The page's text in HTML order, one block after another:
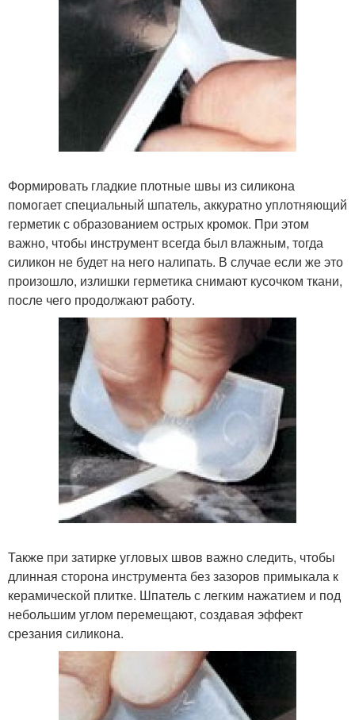
Формировать гладкие плотные швы из силикона
помогает специальный шпатель, аккуратно уплотняющий
герметик с образованием острых кромок. При этом
важно, чтобы инструмент всегда был влажным, тогда
силикон не будет на него налипать. В случае если же это
произошло, излишки герметика снимают кусочком ткани,
после чего продолжают работу.
Также при затирке угловых швов важно следить, чтобы
длинная сторона инструмента без зазоров примыкала к
керамической плитке. Шпатель с легким нажатием и под
небольшим углом перемещают, создавая эффект
срезания силикона.